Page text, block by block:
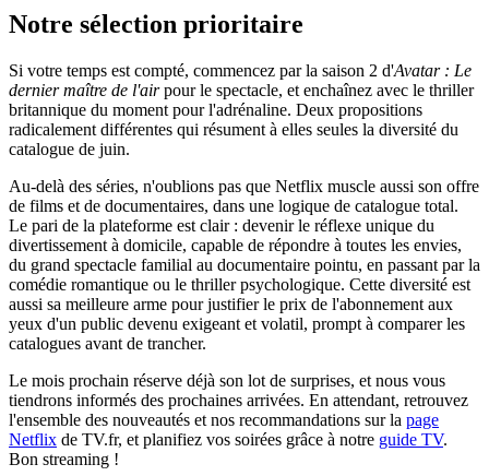
Notre sélection prioritaire
Si votre temps est compté, commencez par la saison 2 d'Avatar : Le
dernier maître de l'airpour le spectacle, et enchaînez avec le thriller
britannique du moment pour l'adrénaline. Deux propositions
radicalement différentes qui résument à elles seules la diversité du
catalogue de juin.
Au-delà des séries, n'oublions pas que Netflix muscle aussi son offre
de films et de documentaires, dans une logique de catalogue total.
Le pari de la plateforme est clair : devenir le réflexe unique du
divertissement à domicile, capable de répondre à toutes les envies,
du grand spectacle familial au documentaire pointu, en passant par la
comédie romantique ou le thriller psychologique. Cette diversité est
aussi sa meilleure arme pour justifier le prix de l'abonnement aux
yeux d'un public devenu exigeant et volatil, prompt à comparer les
catalogues avant de trancher.
Le mois prochain réserve déjà son lot de surprises, et nous vous
tiendrons informés des prochaines arrivées. En attendant, retrouvez
l'ensemble des nouveautés et nos recommandations sur la page
Netflix de TV.fr, et planifiez vos soirées grâce à notre guide TV.
Bon streaming !